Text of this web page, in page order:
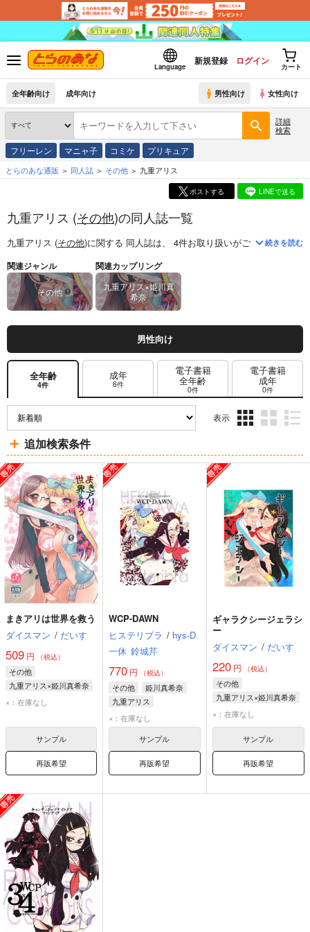
Language
新規登録 ログイン
カート
全年齢向け 成年向け 男性向け 女性向け
詳細
検索
フリーレン マニャ子 コミケ プリキュア
とらのあな通販 同人誌 その他 九重アリス
ポストする LINEで送る
九重アリス (その他)の同人誌一覧
九重アリス (その他)に関する 同人誌は、 4件お取り扱いがございます。「
続きを読む
関連ジャンル
その他
関連カップリング
九重アリス×姫川真
希奈
男性向け
全年齢
4件
成年
6件
電子書籍
全年齢
0件
電子書籍
成年
0件
表示
ム
表
ム
表
ム
表
追加検索条件
まきアリは世界を救う
ダイスマン / だいす
509 円 （税込）
その他
九重アリス×姫川真希奈
九重アリス
×：在庫なし
サンプル
再販希望
WCP-DAWN
ヒステリブラ / hys-D
一休 鈴城芹
770 円 （税込）
その他
姫川真希奈
九重アリス
山田タイ子
×：在庫なし
サンプル
再販希望
ギャラクシージェラシ
ー
ダイスマン / だいす
220円 （税込）
その他
九重アリス×姫川真希奈
九重アリス
姫川真希奈
×：在庫なし
サンプル
再販希望